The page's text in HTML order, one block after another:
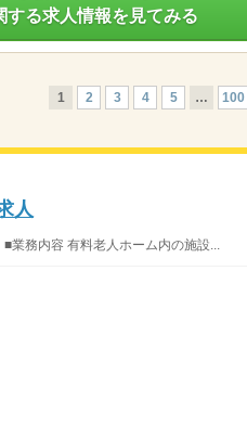
する求人情報を見てみる
1 2 3 4 5 … 100
人
業務内容 有料老人ホーム内の施設...